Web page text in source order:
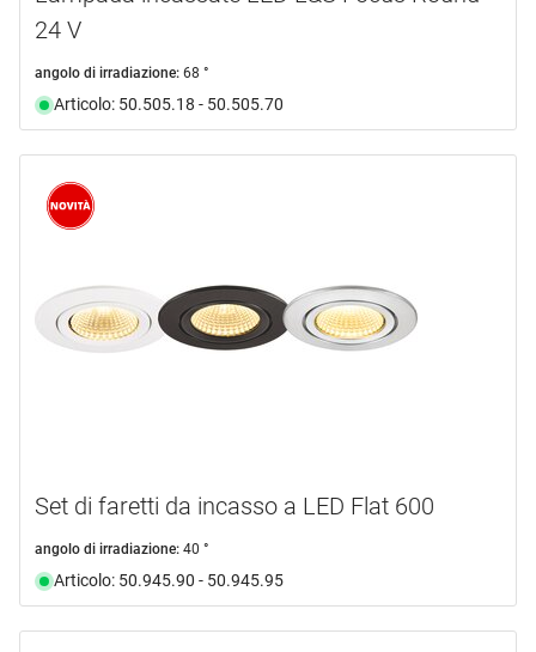
24 V
angolo di irradiazione: 68 °
Articolo: 50.505.18 - 50.505.70
Set di faretti da incasso a LED Flat 600
angolo di irradiazione: 40 °
Articolo: 50.945.90 - 50.945.95